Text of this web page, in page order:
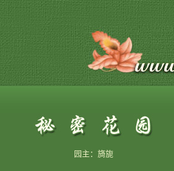
园主：旖旎